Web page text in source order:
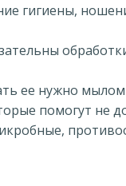
гигиены,
ее нужно
помогут не